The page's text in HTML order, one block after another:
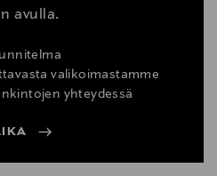
avulla.
valikoimastamme
yhteydessä